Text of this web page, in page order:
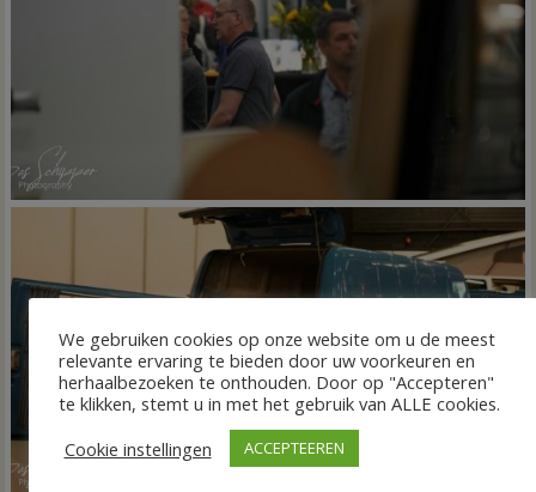
We gebruiken cookies op onze website om u de meest
relevante ervaring te bieden door uw voorkeuren en
herhaalbezoeken te onthouden. Door op "Accepteren"
te klikken, stemt u in met het gebruik van ALLE cookies.
Cookie instellingen
ACCEPTEEREN